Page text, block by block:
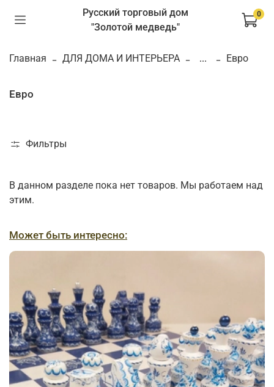
Русский торговый дом
"Золотой медведь"
0
Главная ДЛЯ ДОМА И ИНТЕРЬЕРА ... Евро
Евро
Фильтры
В данном разделе пока нет товаров. Мы работаем над
этим.
Может быть интересно: